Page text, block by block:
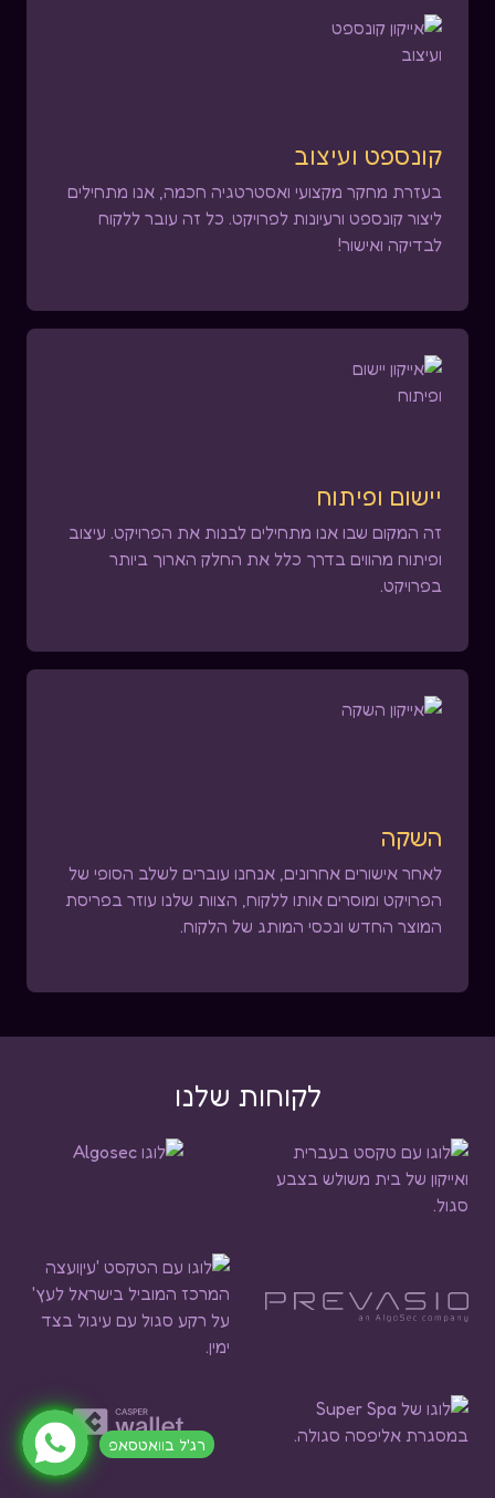
רג'ל בוואטסאפ
קונספט ועיצוב
בעזרת מחקר מקצועי ואסטרטגיה חכמה, אנו מתחילים
ליצור קונספט ורעיונות לפרויקט. כל זה עובר ללקוח
לבדיקה ואישור!
יישום ופיתוח
זה המקום שבו אנו מתחילים לבנות את הפרויקט. עיצוב
ופיתוח מהווים בדרך כלל את החלק הארוך ביותר
בפרויקט.
השקה
לאחר אישורים אחרונים, אנחנו עוברים לשלב הסופי של
הפרויקט ומוסרים אותו ללקוח, הצוות שלנו עוזר בפריסת
המוצר החדש ונכסי המותג של הלקוח.
לקוחות שלנו